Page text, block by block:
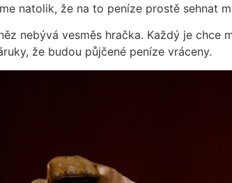
natolik, že na to peníze prostě sehnat
nebývá vesměs hračka. Každý je
že budou půjčené peníze vráceny.